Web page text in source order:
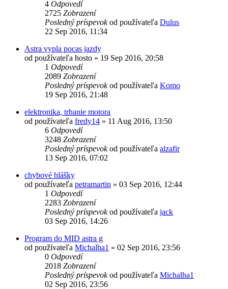
4 Odpovedí
2725 Zobrazení
Posledný príspevokod používateľa Dulus
22 Sep 2016, 11:34
Astra vypla pocas jazdy
od používateľa hosto » 19 Sep 2016, 20:58
1 Odpovedí
2089 Zobrazení
Posledný príspevokod používateľa Komo
19 Sep 2016, 21:48
elektronika, trhanie motora
od používateľa fredy14 » 11 Aug 2016, 13:50
6 Odpovedí
3248 Zobrazení
Posledný príspevokod používateľa alzafir
13 Sep 2016, 07:02
chybové hlášky
od používateľa petramartin » 03 Sep 2016, 12:44
1 Odpovedí
2283 Zobrazení
Posledný príspevokod používateľa jack
03 Sep 2016, 14:26
Program do MID astra g
od používateľa Michalha1 » 02 Sep 2016, 23:56
0 Odpovedí
2018 Zobrazení
Posledný príspevokod používateľa Michalha1
02 Sep 2016, 23:56